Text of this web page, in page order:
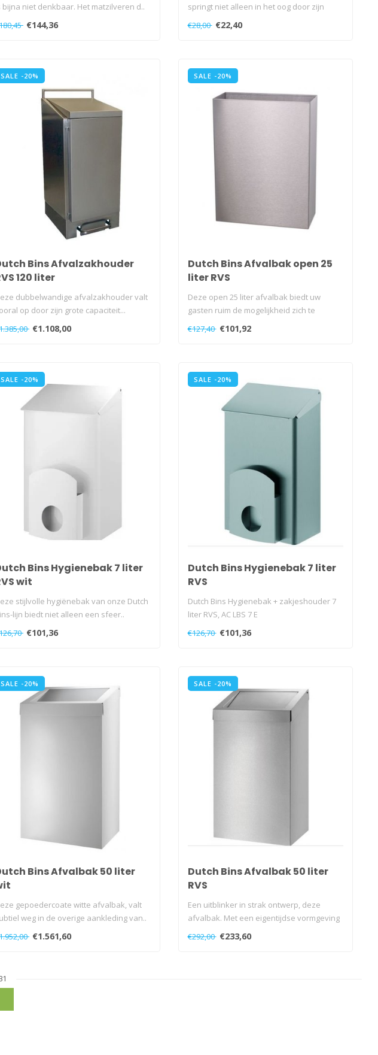
bijna niet denkbaar. Het matzilveren d..
€144,36
springt niet alleen in het oog door zijn
€28,00 €22,40
SALE -20%
Bins Afvalzakhouder
120 liter
dubbelwandige afvalzakhouder valt
op door zijn grote capaciteit...
€1.108,00
SALE -20%
Dutch Bins Afvalbak open 25
liter RVS
Deze open 25 liter afvalbak biedt uw
gasten ruim de mogelijkheid zich te
ontdoen..
€127,40 €101,92
SALE -20%
Bins Hygienebak 7 liter
wit
stijlvolle hygiënebak van onze Dutch
lijn biedt niet alleen een sfeer..
€101,36
SALE -20%
Dutch Bins Hygienebak 7 liter
RVS
Dutch Bins Hygienebak + zakjeshouder 7
liter RVS, AC LBS 7 E
€126,70 €101,36
SALE -20%
Bins Afvalbak 50 liter
gepoedercoate witte afvalbak, valt
weg in de overige aankleding van..
€1.561,60
SALE -20%
Dutch Bins Afvalbak 50 liter
RVS
Een uitblinker in strak ontwerp, deze
afvalbak. Met een eigentijdse vormgeving
€292,00 €233,60